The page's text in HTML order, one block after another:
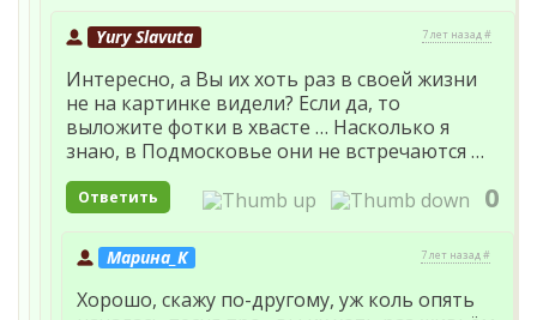
Yury Slavuta 7 лет назад #
Интересно, а Вы их хоть раз в своей жизни
не на картинке видели? Если да, то
выложите фотки в хвасте … Насколько я
знаю, в Подмосковье они не встречаются …
Ответить 0
Марина_К 7 лет назад #
Хорошо, скажу по-другому, уж коль опять